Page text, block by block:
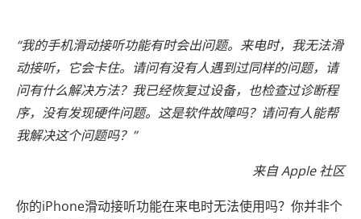
“我的手机滑动接听功能有时会出问题。来电时，我无法滑
动接听，它会卡住。请问有没有人遇到过同样的问题，请
问有什么解决方法？我已经恢复过设备，也检查过诊断程
序，没有发现硬件问题。这是软件故障吗？请问有人能帮
我解决这个问题吗？”
来自 Apple 社区
你的iPhone滑动接听功能在来电时无法使用吗？你并非个